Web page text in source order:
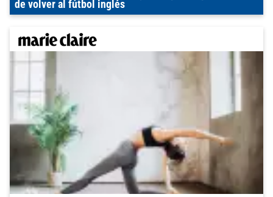
de volver al fútbol inglés